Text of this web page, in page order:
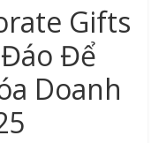
Gifts
Để
Doanh